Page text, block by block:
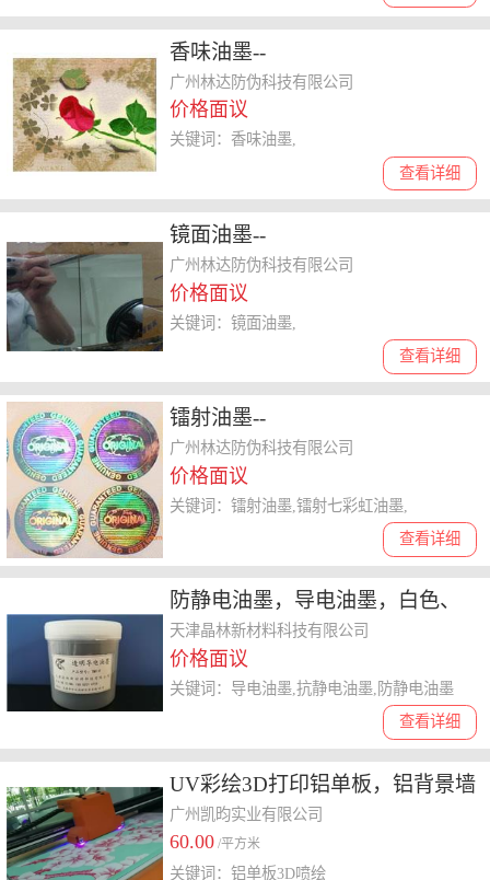
香味油墨--
广州林达防伪科技有限公司
价格面议
查看详细
关键词：香味油墨,
镜面油墨--
广州林达防伪科技有限公司
价格面议
查看详细
关键词：镜面油墨,
镭射油墨--
广州林达防伪科技有限公司
价格面议
查看详细
关键词：镭射油墨,镭射七彩虹油墨,
防静电油墨，导电油墨，白色、
透明呢、黑色抗静电油墨
天津晶林新材料科技有限公司
价格面议
查看详细
关键词：导电油墨,抗静电油墨,防静电油墨
UV彩绘3D打印铝单板，铝背景墙
加工
广州凯昀实业有限公司
60.00 /平方米
关键词：铝单板3D喷绘